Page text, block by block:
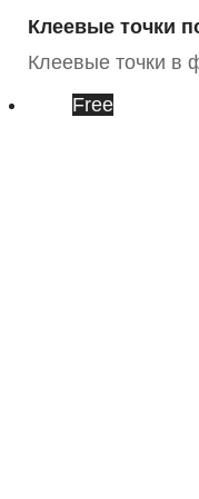
Клеевые точки
Клеевые точки в
Free